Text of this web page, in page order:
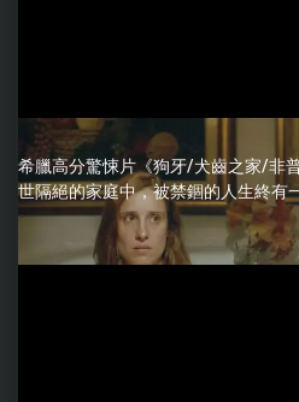
希臘高分驚悚片《狗牙/犬齒之家/非
世隔絕的家庭中，被禁錮的人生終有